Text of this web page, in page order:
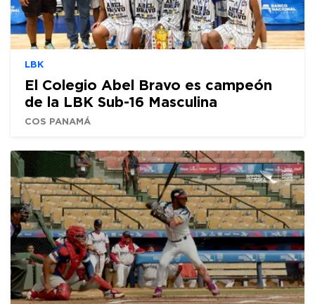
LBK
El Colegio Abel Bravo es campeón
de la LBK Sub-16 Masculina
COS PANAMÁ